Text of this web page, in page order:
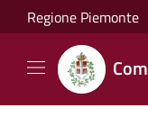
Salta al contenuto
Regione Piemonte